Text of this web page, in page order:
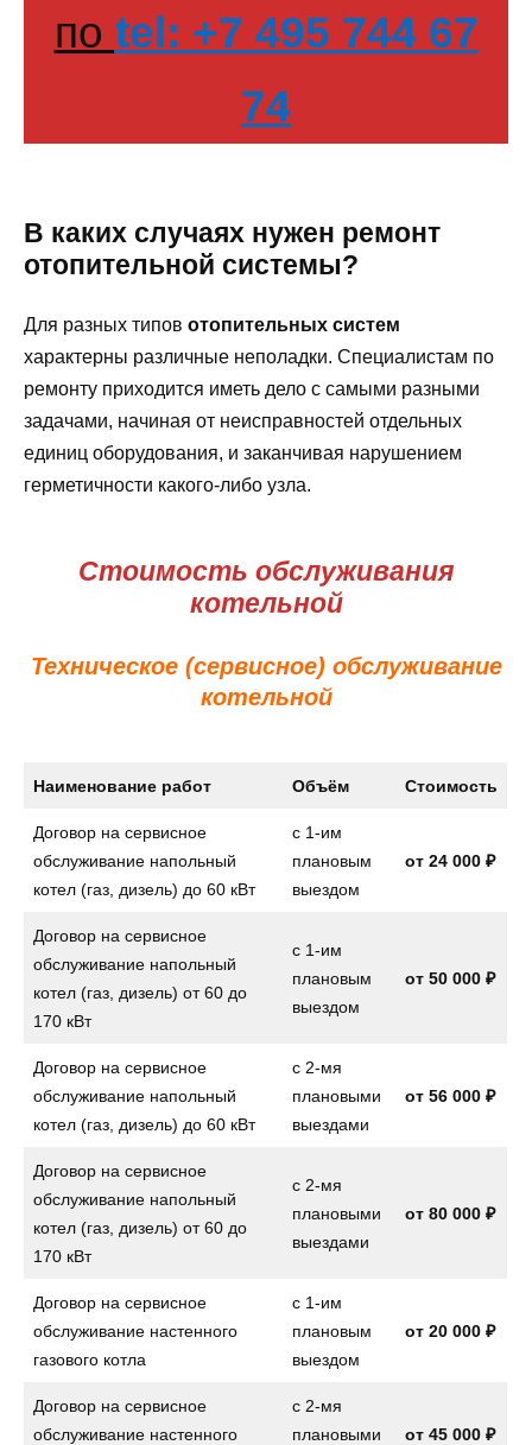
по tel: +7 495 744 67
74
В каких случаях нужен ремонт
отопительной системы?
Для разных типов отопительных систем
характерны различные неполадки. Специалистам по
ремонту приходится иметь дело с самыми разными
задачами, начиная от неисправностей отдельных
единиц оборудования, и заканчивая нарушением
герметичности какого-либо узла.
Стоимость обслуживания
котельной
Техническое (сервисное) обслуживание
котельной
Наименование работ Объём Стоимость
Договор на сервисное
обслуживание напольный
котел (газ, дизель) до 60 кВт
с 1-им
плановым
выездом
от 24 000 ₽
Договор на сервисное
обслуживание напольный
котел (газ, дизель) от 60 до
170 кВт
с 1-им
плановым
выездом
от 50 000 ₽
Договор на сервисное
обслуживание напольный
котел (газ, дизель) до 60 кВт
с 2-мя
плановыми
выездами
от 56 000 ₽
Договор на сервисное
обслуживание напольный
котел (газ, дизель) от 60 до
170 кВт
с 2-мя
плановыми
выездами
от 80 000 ₽
Договор на сервисное
обслуживание настенного
газового котла
с 1-им
плановым
выездом
от 20 000 ₽
Договор на сервисное
обслуживание настенного
с 2-мя
плановыми
от 45 000 ₽